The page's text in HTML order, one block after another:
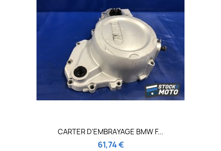
CARTER D'EMBRAYAGE BMW F...
61,74 €